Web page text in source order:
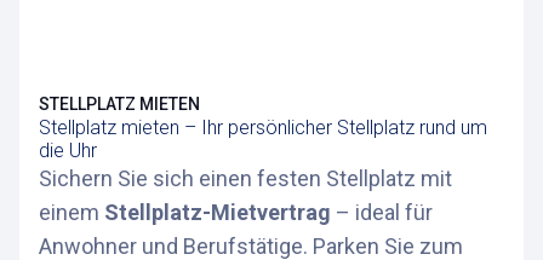
Stellplatz mieten – Ihr persönlicher Stellplatz rund um
die Uhr
STELLPLATZ MIETEN
Sichern Sie sich einen festen Stellplatz mit
einem Stellplatz-Mietvertrag – ideal für
Anwohner und Berufstätige. Parken Sie zum